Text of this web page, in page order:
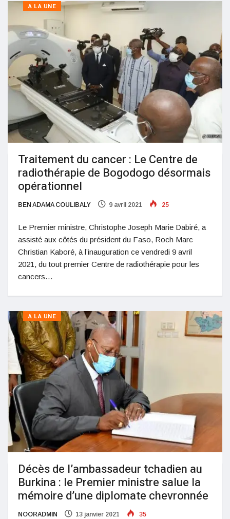
A LA UNE
Traitement du cancer : Le Centre de
radiothérapie de Bogodogo désormais
opérationnel
BEN ADAMA COULIBALY 9 avril 2021 25
Le Premier ministre, Christophe Joseph Marie Dabiré, a
assisté aux côtés du président du Faso, Roch Marc
Christian Kaboré, à l’inauguration ce vendredi 9 avril
2021, du tout premier Centre de radiothérapie pour les
cancers…
A LA UNE
Décès de l’ambassadeur tchadien au
Burkina : le Premier ministre salue la
mémoire d’une diplomate chevronnée
NOORADMIN 13 janvier 2021 35